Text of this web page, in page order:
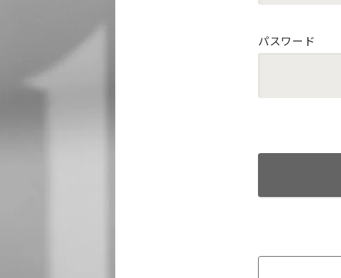
パスワード